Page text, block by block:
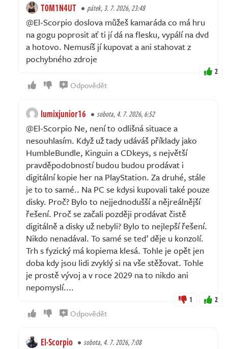
T0M1N4UT pátek, 3. 7. 2026, 23:48
@El-Scorpio doslova můžeš kamaráda co má hru
na gogu poprosit ať ti jí dá na flesku, vypálí na dvd
a hotovo. Nemusíš jí kupovat a ani stahovat z
pochybného zdroje
2
Odpovědět
lumixjunior16 sobota, 4. 7. 2026, 6:52
@El-Scorpio Ne, není to odlišná situace a
nesouhlasím. Když už tady udáváš příklady jako
HumbleBundle, Kinguin a CDkeys, s největší
pravděpodobností budou budou prodávat i
digitální kopie her na PlayStation. Za druhé, stále
je to to samé.. Na PC se kdysi kupovali také pouze
disky. Proč? Bylo to nejjednodušší a nějreálnější
řešení. Proč se začali později prodávat čistě
digitálně a disky už nebyli? Bylo to nejlepší řešení.
Nikdo nenadával. To samé se teď děje u konzolí.
Trh s fyzický má kopiema klesá. Tohle je opět jen
doba kdy jsou lidi zvyklý si na vše stěžovat. Tohle
je prostě vývoj a v roce 2029 na to nikdo ani
nepomyslí....
1 2
Odpovědět
El-Scorpio sobota, 4. 7. 2026, 7:08